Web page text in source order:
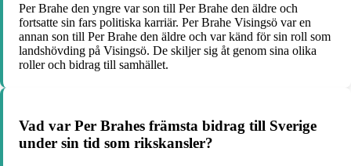
Per Brahe den yngre var son till Per Brahe den äldre och
fortsatte sin fars politiska karriär. Per Brahe Visingsö var en
annan son till Per Brahe den äldre och var känd för sin roll som
landshövding på Visingsö. De skiljer sig åt genom sina olika
roller och bidrag till samhället.
Vad var Per Brahes främsta bidrag till Sverige
under sin tid som rikskansler?